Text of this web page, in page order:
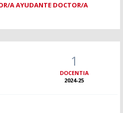
A AYUDANTE DOCTOR/A
1
DOCENTIA
2024-25